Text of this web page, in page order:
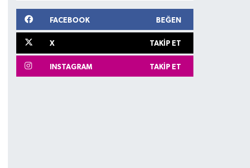
FACEBOOK BEĞEN
X TAKIP ET
INSTAGRAM TAKIP ET